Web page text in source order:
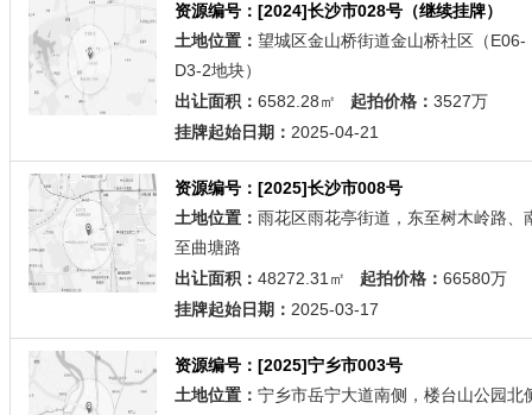
资源编号：[2024]长沙市028号（继续挂牌）
土地位置： 望城区金山桥街道金山桥社区（E06-
D3-2地块）
出让面积： 6582.28㎡ 起拍价格： 3527万
挂牌起始日期： 2025-04-21
资源编号：[2025]长沙市008号
土地位置： 雨花区雨花亭街道，东至树木岭路、
至曲塘路
出让面积： 48272.31㎡ 起拍价格： 66580万
挂牌起始日期： 2025-03-17
资源编号：[2025]宁乡市003号
土地位置： 宁乡市岳宁大道南侧，楼台山公园北